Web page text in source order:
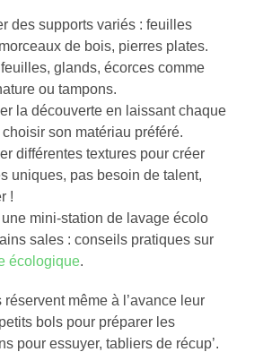
des supports variés : feuilles
de bois, pierres plates.
glands, écorces comme
ou tampons.
la découverte en laissant chaque
son matériau préféré.
différentes textures pour créer
uniques, pas besoin de talent,
!
une mini-station de lavage écolo
sales : conseils pratiques sur
écologique.
même à l’avance leur
bols pour préparer les
pour essuyer, tabliers de récup’.